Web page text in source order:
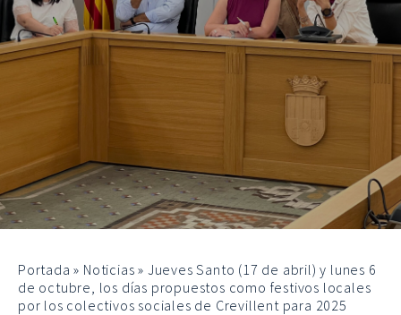
Portada » Noticias » Jueves Santo (17 de abril) y lunes 6
de octubre, los días propuestos como festivos locales
por los colectivos sociales de Crevillent para 2025